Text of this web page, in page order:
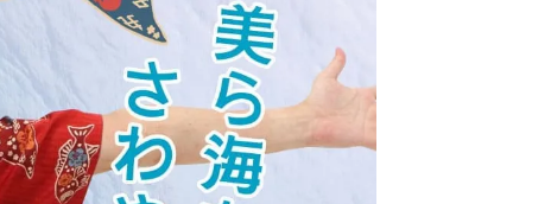
サイズが合わなかった場合、交換できますか？
未使用・タグ付きで、再販可能な状態の商品であれば、お
客様都合の場合でも交換対応を承っております。
交換にかかる往復送料につきましては、お客様ご負担に
てお願いしております。